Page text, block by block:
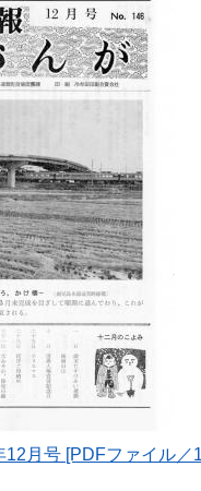
12月号 [PDFファイル／